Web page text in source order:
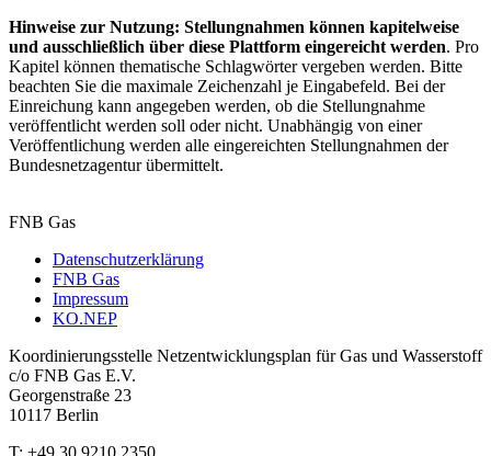
Hinweise zur Nutzung: Stellungnahmen können kapitelweise
und ausschließlich über diese Plattform eingereicht werden. Pro
Kapitel können thematische Schlagwörter vergeben werden. Bitte
beachten Sie die maximale Zeichenzahl je Eingabefeld. Bei der
Einreichung kann angegeben werden, ob die Stellungnahme
veröffentlicht werden soll oder nicht. Unabhängig von einer
Veröffentlichung werden alle eingereichten Stellungnahmen der
Bundesnetzagentur übermittelt.
FNB Gas
Fußzeile
Datenschutzerklärung
FNB Gas
Impressum
KO.NEP
Koordinierungsstelle Netzentwicklungsplan für Gas und Wasserstoff
c/o FNB Gas E.V.
Georgenstraße 23
10117 Berlin
T: +49 30 9210 2350